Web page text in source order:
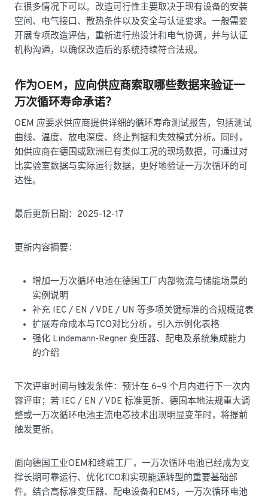
在很多情况下可以。改造可行性主要取决于现有设备的安装
空间、电气接口、散热条件以及安全与认证要求。一般需要
开展专项改造评估，重新进行热设计和电气协调，并与认证
机构沟通，以确保改造后的系统持续符合法规。
作为OEM，应向供应商索取哪些数据来验证一
万次循环寿命承诺？
OEM 应要求供应商提供详细的循环寿命测试报告，包括测试
曲线、温度、放电深度、终止判据和失效模式分析。同时，
如供应商在德国或欧洲已有类似工况的现场数据，可通过对
比实验室数据与实际运行数据，更好地验证一万次循环的可
达性。
最后更新日期：2025-12-17
更新内容摘要：
增加一万次循环电池在德国工厂内部物流与储能场景的
实例说明
补充 IEC / EN / VDE / UN 等多项关键标准的合规概览表
扩展寿命成本与TCO对比分析，引入示例化表格
强化 Lindemann‑Regner 变压器、配电及系统集成能力
的介绍
下次评审时间与触发条件：预计在 6–9 个月内进行下一次内
容评审；若 IEC / EN / VDE 标准更新、德国本地法规重大调
整或一万次循环电池主流电芯技术出现明显变革时，将提前
触发更新。
面向德国工业OEM和终端工厂，一万次循环电池已经成为支
撑长期可靠运行、优化TCO和实现能源转型的重要基础部
件。结合高标准变压器、配电设备和EMS，一万次循环电池